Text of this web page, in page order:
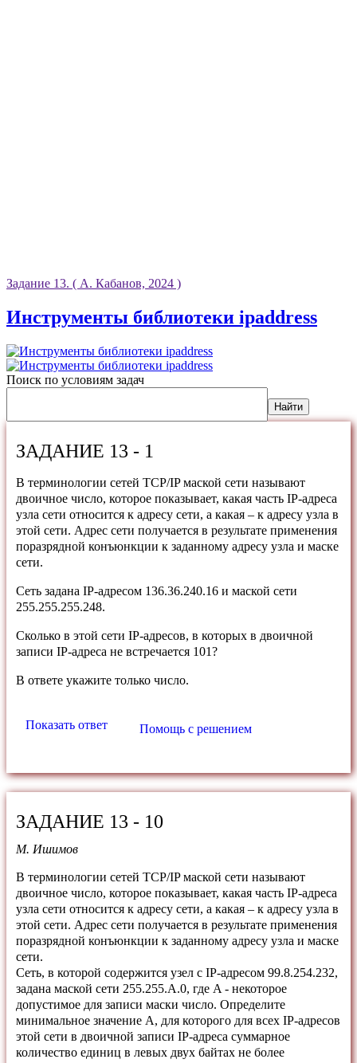
Задание 13. ( А. Кабанов, 2024 )
Инструменты библиотеки ipaddress
Поиск по условиям задач
ЗАДАНИЕ 13 - 1
В терминологии сетей TCP/IP маской сети называют
двоичное число, которое показывает, какая часть IP-адреса
узла сети относится к адресу сети, а какая – к адресу узла в
этой сети. Адрес сети получается в результате применения
поразрядной конъюнкции к заданному адресу узла и маске
сети.
Сеть задана IP-адресом 136.36.240.16 и маской сети
255.255.255.248.
Сколько в этой сети IP-адресов, в которых в двоичной
записи IP-адреса не встречается 101?
В ответе укажите только число.
Показать ответ Помощь с решением
ЗАДАНИЕ 13 - 10
М. Ишимов
В терминологии сетей TCP/IP маской сети называют
двоичное число, которое показывает, какая часть IP-адреса
узла сети относится к адресу сети, а какая – к адресу узла в
этой сети. Адрес сети получается в результате применения
поразрядной конъюнкции к заданному адресу узла и маске
сети.
Сеть, в которой содержится узел с IP-адресом 99.8.254.232,
задана маской сети 255.255.A.0, где A - некоторое
допустимое для записи маски число. Определите
минимальное значение A, для которого для всех IP-адресов
этой сети в двоичной записи IP-адреса суммарное
количество единиц в левых двух байтах не более